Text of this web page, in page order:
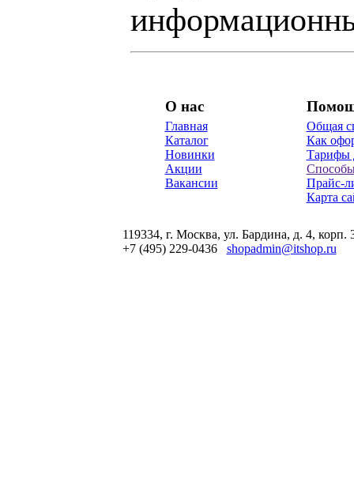
О нас
Главная
Каталог
Новинки
Акции
Вакансии
Общая
Как
Тарифы
Прайс-
Карта
119334, г. Москва, ул. Бардина, д. 4, корп.
+7 (495) 229-0436 shopadmin@itshop.ru